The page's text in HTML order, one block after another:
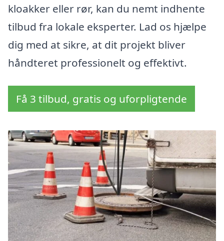
kloakker eller rør, kan du nemt indhente
tilbud fra lokale eksperter. Lad os hjælpe
dig med at sikre, at dit projekt bliver
håndteret professionelt og effektivt.
Få 3 tilbud, gratis og uforpligtende